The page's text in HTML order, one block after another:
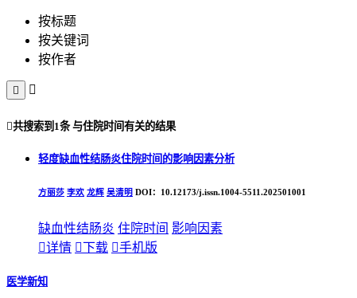
按标题
按关键词
按作者
 
共搜索到 1条与住院时间有关的结果
轻度缺血性结肠炎住院时间的影响因素分析
方丽莎 李欢 龙辉 吴清明 DOI：10.12173/j.issn.1004-5511.202501001
缺血性结肠炎 住院时间 影响因素
详情 下载 手机版
医学新知